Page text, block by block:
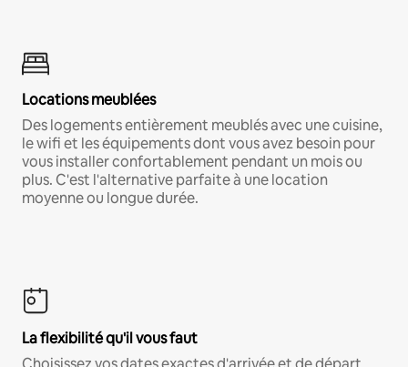
Locations meublées
Des logements entièrement meublés avec une cuisine,
le wifi et les équipements dont vous avez besoin pour
vous installer confortablement pendant un mois ou
plus. C'est l'alternative parfaite à une location
moyenne ou longue durée.
La flexibilité qu'il vous faut